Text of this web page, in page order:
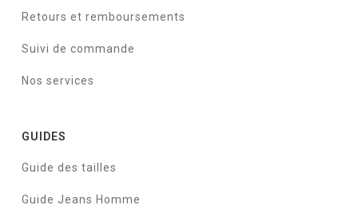
Retours et remboursements
Suivi de commande
Nos services
GUIDES
Guide des tailles
Guide Jeans Homme